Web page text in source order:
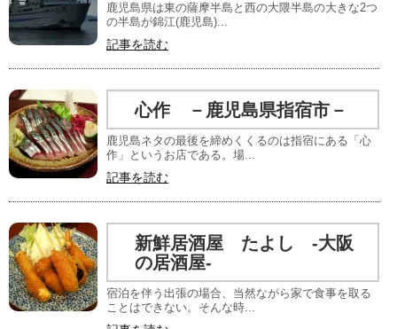
鹿児島県は東の薩摩半島と西の大隈半島の大きな2つ
の半島が錦江(鹿児島)...
記事を読む
心作 －鹿児島県指宿市－
鹿児島ネタの最後を締めくくるのは指宿にある「心
作」というお店である。場...
記事を読む
新鮮居酒屋 たよし -大阪
の居酒屋-
宿泊を伴う出張の場合、当然ながら家で食事を取る
ことはできない。そんな時...